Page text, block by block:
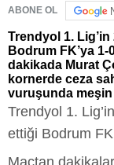
ABONE OL
Trendyol 1.
Bodrum FK’ya
dakikada Murat
kornerde ceza
vuruşunda meşin
Trendyol 1.
ettiği Bodrum
Maçtan dakikalar